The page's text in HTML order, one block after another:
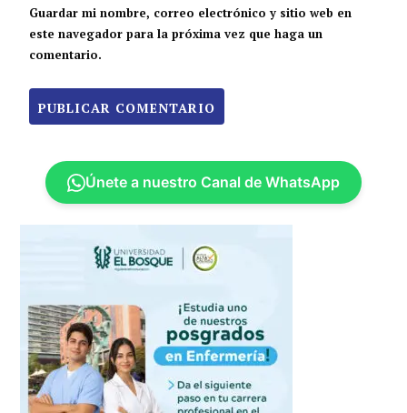
Guardar mi nombre, correo electrónico y sitio web en
este navegador para la próxima vez que haga un
comentario.
Únete a nuestro Canal de WhatsApp